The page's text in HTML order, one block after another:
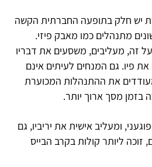
יש חלק בתופעה החברתית הקשה
מתנהלים כמו מאבק פיזי.
על זה, מעליבים, משסעים את דבריו
פיו. גם המנחים לעיתים אינם
את ההתנהלות המכוערת
בזמן מסך ארוך יותר.
ומעליב אישית את יריביו, גם
ליותר קולות בקרב הבייס